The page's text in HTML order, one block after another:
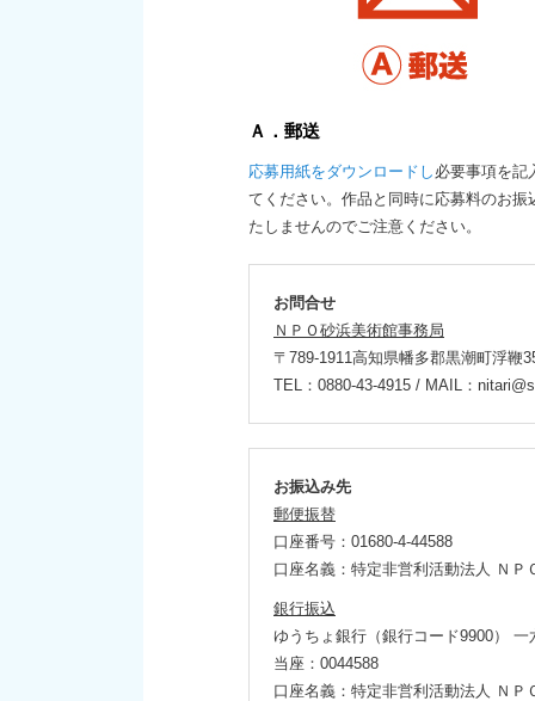
Ａ．郵送
応募用紙をダウンロードし 必要事項を記
てください。作品と同時に応募料のお
たしませんのでご注意ください。
お問合せ
ＮＰＯ砂浜美術館事務局
〒789-1911高知県幡多郡黒潮町浮鞭
TEL：0880-43-4915 / MAIL：
お振込み先
郵便振替
口座番号：01680-4-44588
口座名義：特定非営利活動法人 ＮＰ
銀行振込
ゆうちょ銀行（銀行コード9900）
当座：0044588
口座名義：特定非営利活動法人 Ｎ